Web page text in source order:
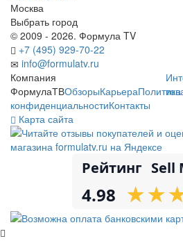
Москва
Выбрать город
© 2009 - 2026. Формула TV
+7 (495) 929-70-22
info@formulatv.ru
Компания
ФормулаТВОбзорыКарьераПолитика
конфиденциальностиКонтакты
Карта сайта
Рейтинг Sell
4.98 ★
★★
★